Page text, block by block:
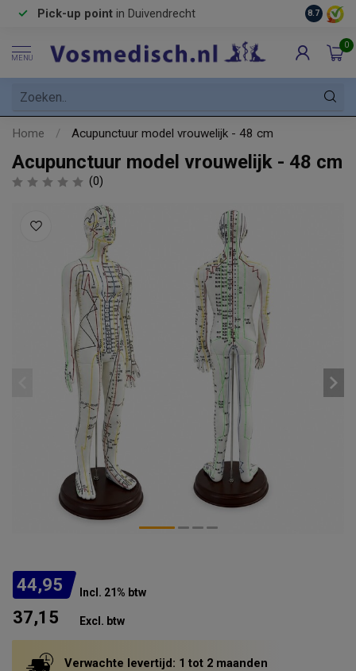
Pick-up point in Duivendrecht 8.7
MENU
0
Home / Acupunctuur model vrouwelijk - 48 cm
Acupunctuur model vrouwelijk - 48 cm
(0)
44,95 Incl. 21% btw
37,15 Excl. btw
Verwachte levertijd: 1 tot 2 maanden